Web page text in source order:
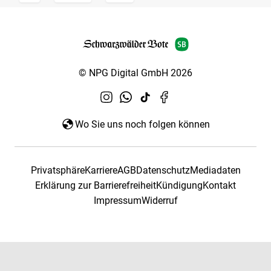
© NPG Digital GmbH 2026
Wo Sie uns noch folgen können
PrivatsphäreKarriereAGBDatenschutzMediadaten
Erklärung zur BarrierefreiheitKündigungKontakt
ImpressumWiderruf